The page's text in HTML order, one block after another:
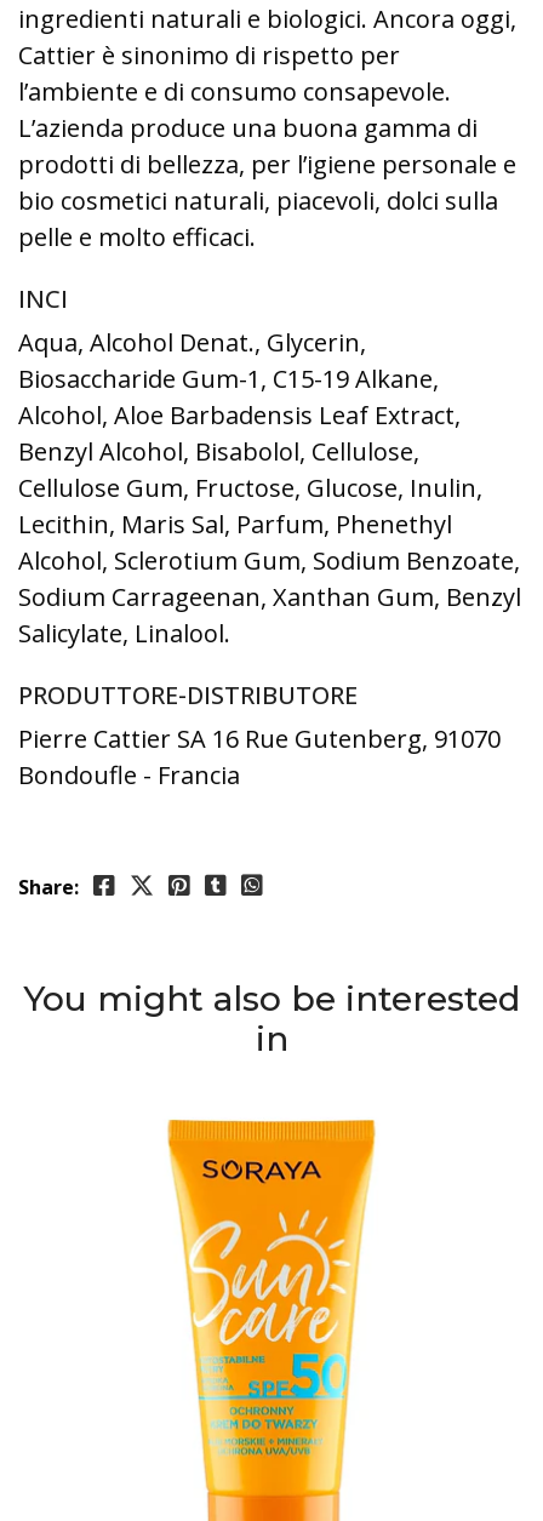
ingredienti naturali e biologici. Ancora oggi,
Cattier è sinonimo di rispetto per
l’ambiente e di consumo consapevole.
L’azienda produce una buona gamma di
prodotti di bellezza, per l’igiene personale e
bio cosmetici naturali, piacevoli, dolci sulla
pelle e molto efficaci.
INCI
Aqua, Alcohol Denat., Glycerin,
Biosaccharide Gum-1, C15-19 Alkane,
Alcohol, Aloe Barbadensis Leaf Extract,
Benzyl Alcohol, Bisabolol, Cellulose,
Cellulose Gum, Fructose, Glucose, Inulin,
Lecithin, Maris Sal, Parfum, Phenethyl
Alcohol, Sclerotium Gum, Sodium Benzoate,
Sodium Carrageenan, Xanthan Gum, Benzyl
Salicylate, Linalool.
PRODUTTORE-DISTRIBUTORE
Pierre Cattier SA 16 Rue Gutenberg, 91070
Bondoufle - Francia
Share:
You might also be interested
in